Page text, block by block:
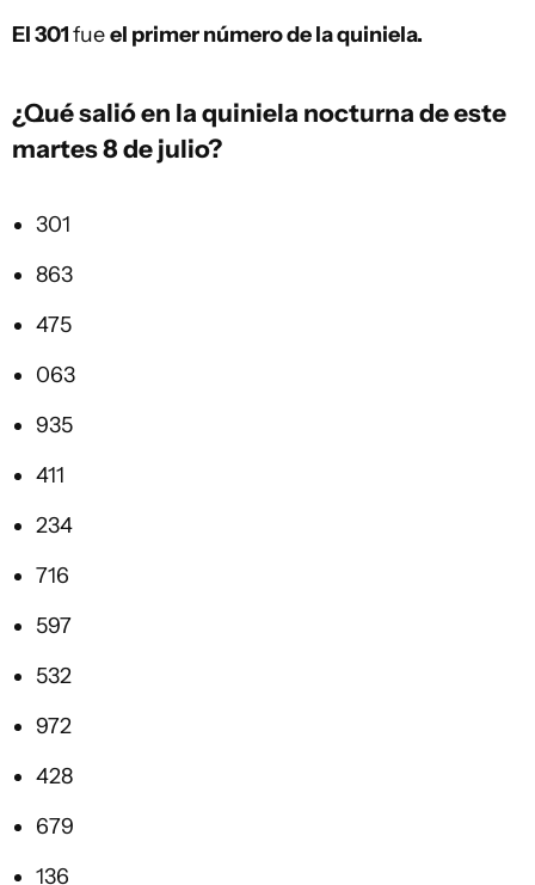
El 301fueel primer número de la quiniela.
¿Qué salió en laquiniela nocturna de este
martes 8 de julio?
301
863
475
063
935
411
234
716
597
532
972
428
679
136